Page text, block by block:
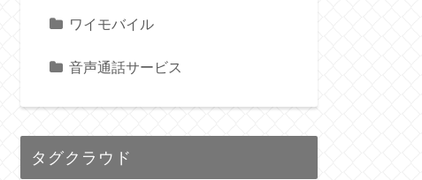
ワイモバイル
音声通話サービス
タグクラウド